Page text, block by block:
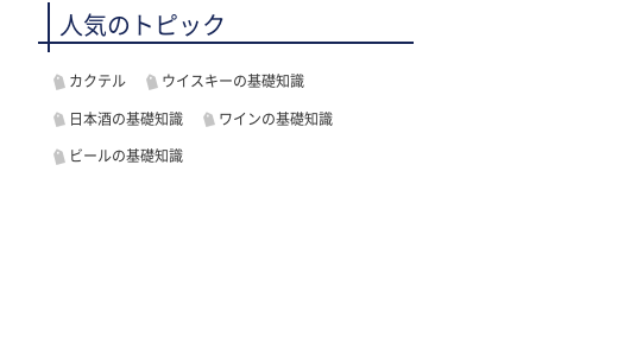
人気のトピック
カクテル ウイスキーの基礎知識
日本酒の基礎知識 ワインの基礎知識
ビールの基礎知識